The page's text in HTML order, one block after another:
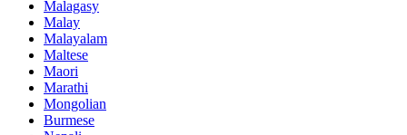
Malagasy
Malay
Malayalam
Maltese
Maori
Marathi
Mongolian
Burmese